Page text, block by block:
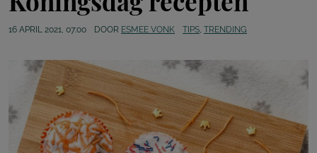
16 APRIL 2021, 07:00 DOOR ESMEE VONK TIPS, TRENDING